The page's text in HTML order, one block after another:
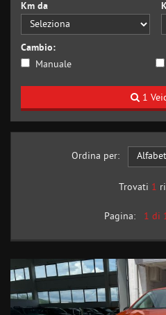
Km da
Cambio:
Manuale
1
Ordina per:
Trovati 1
Pagina: 1 di